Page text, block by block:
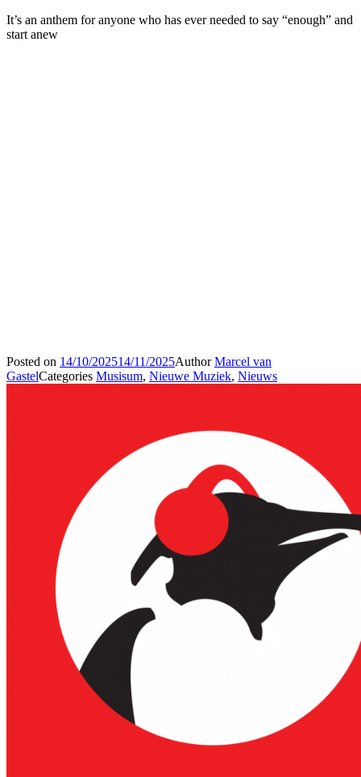
It’s an anthem for anyone who has ever needed to say “enough” and
start anew
Posted on 14/10/202514/11/2025AuthorMarcel van
GastelCategories Musisum, Nieuwe Muziek, Nieuws